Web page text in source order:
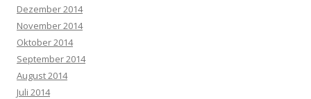
Dezember 2014
November 2014
Oktober 2014
September 2014
August 2014
Juli 2014